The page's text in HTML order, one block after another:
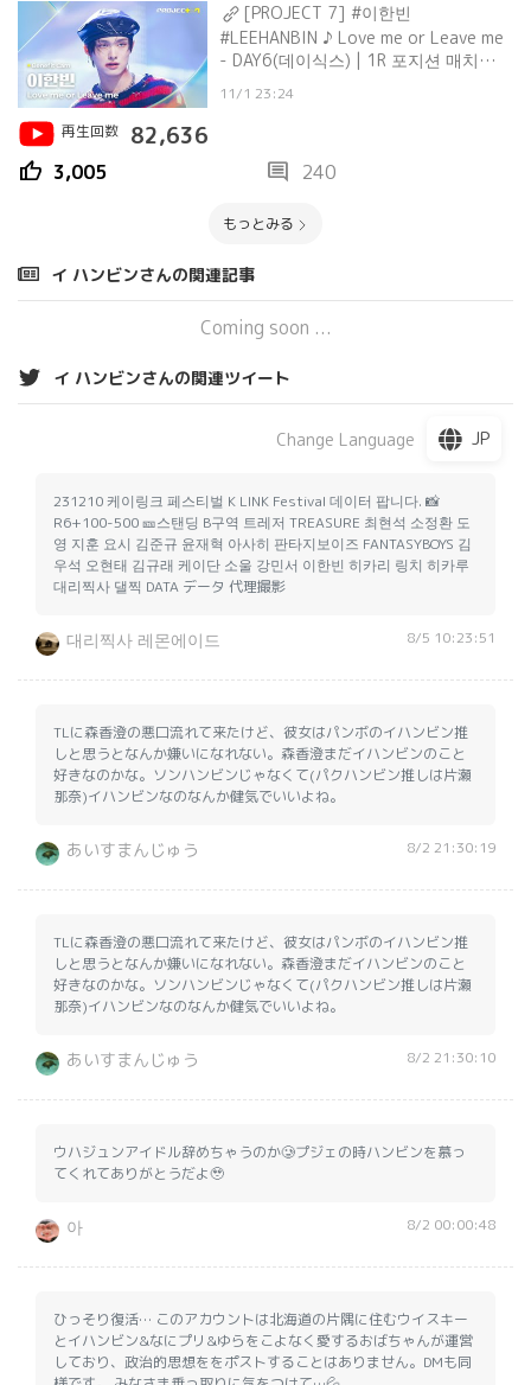
[PROJECT 7] #이한빈
#LEEHANBIN ♪ Love me or Leave me
- DAY6(데이식스) | 1R 포지션 매치
11/1 23:24
再生回数
82,636
thumb_up 3,005 comment 240
もっとみる
イ ハンビンさんの関連記事
Coming soon ...
イ ハンビンさんの関連ツイート
Change Language JP
231210 케이링크 페스티벌 K LINK Festival 데이터 팝니다. 📸
R6+100-500 🎫스탠딩 B구역 트레저 TREASURE 최현석 소정환 도
영 지훈 요시 김준규 윤재혁 아사히 판타지보이즈 FANTASYBOYS 김
우석 오현태 김규래 케이단 소울 강민서 이한빈 히카리 링치 히카루
대리찍사 댈찍 DATA データ 代理撮影
대리찍사 레몬에이드 8/5 10:23:51
TLに森香澄の悪口流れて来たけど、彼女はパンボのイハンビン推
しと思うとなんか嫌いになれない。森香澄まだイハンビンのこと
好きなのかな。ソンハンビンじゃなくて(パクハンビン推しは片瀬
那奈)イハンビンなのなんか健気でいいよね。
あいすまんじゅう 8/2 21:30:19
TLに森香澄の悪口流れて来たけど、彼女はパンボのイハンビン推
しと思うとなんか嫌いになれない。森香澄まだイハンビンのこと
好きなのかな。ソンハンビンじゃなくて(パクハンビン推しは片瀬
那奈)イハンビンなのなんか健気でいいよね。
あいすまんじゅう 8/2 21:30:10
ウハジュンアイドル辞めちゃうのか🥲プジェの時ハンビンを慕っ
てくれてありがとうだよ🥹
아 8/2 00:00:48
ひっそり復活… このアカウントは北海道の片隅に住むウイスキー
とイハンビン&なにプリ&ゆらをこよなく愛するおばちゃんが運営
しており、政治的思想ををポストすることはありません。DMも同